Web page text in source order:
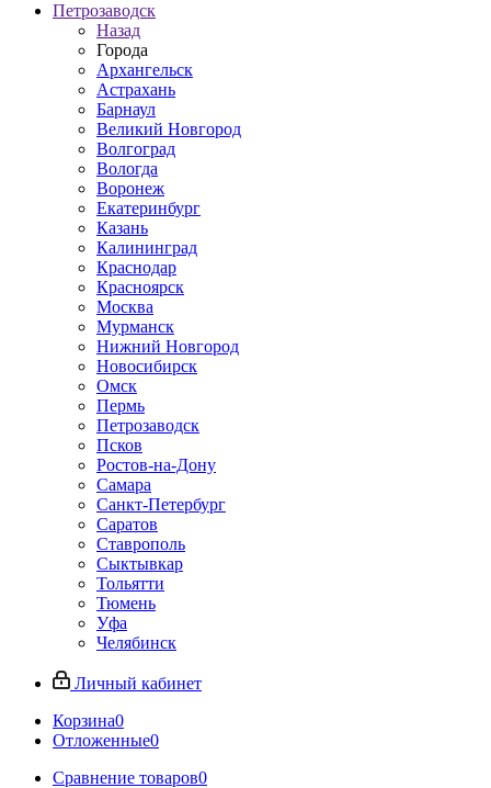
Петрозаводск
Назад
Города
Архангельск
Астрахань
Барнаул
Великий Новгород
Волгоград
Вологда
Воронеж
Екатеринбург
Казань
Калининград
Краснодар
Красноярск
Москва
Мурманск
Нижний Новгород
Новосибирск
Омск
Пермь
Петрозаводск
Псков
Ростов-на-Дону
Самара
Санкт-Петербург
Саратов
Ставрополь
Сыктывкар
Тольятти
Тюмень
Уфа
Челябинск
Личный кабинет
Корзина0
Отложенные0
Сравнение товаров0